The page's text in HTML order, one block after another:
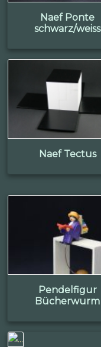
Naef Ponte
schwarz/weiss
Naef Tectus
Pendelfigur
Bücherwurm